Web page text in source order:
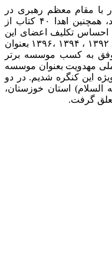
با مقام معظم رهبری در
سالهای ۱۳۹۳ ، ۱۳۹۷ و ۱۳۹۸ میباشد، همچنین اهدا ۴۰ کتاب از
احساس تکلیف اعضای این
مجموعه را دوچندان نمود. در سال های ۱۳۹۲ ، ۱۳۹۴ ،۱۳۹۶ بعنوان
به کسب موسسه برتر
۱۳۹۲ در کنگره ملی مهدویت بعنوان موسسه
این کنگره شدیم. در دو
استان خوزستان،
گرفت.